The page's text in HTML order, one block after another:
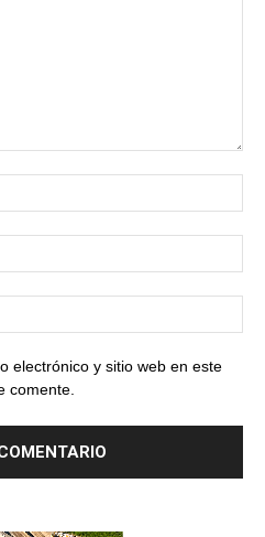
electrónico y sitio web en este
comente.